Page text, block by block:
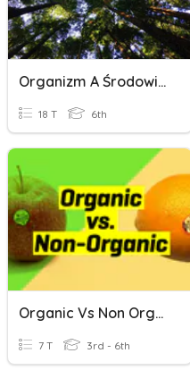
Organizm A Środowisko
18 T 6th
Organic Vs Non Organic
7 T 3rd - 6th